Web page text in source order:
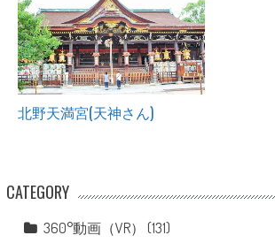
北野天満宮(天神さん)
CATEGORY
360°動画（VR）
(131)